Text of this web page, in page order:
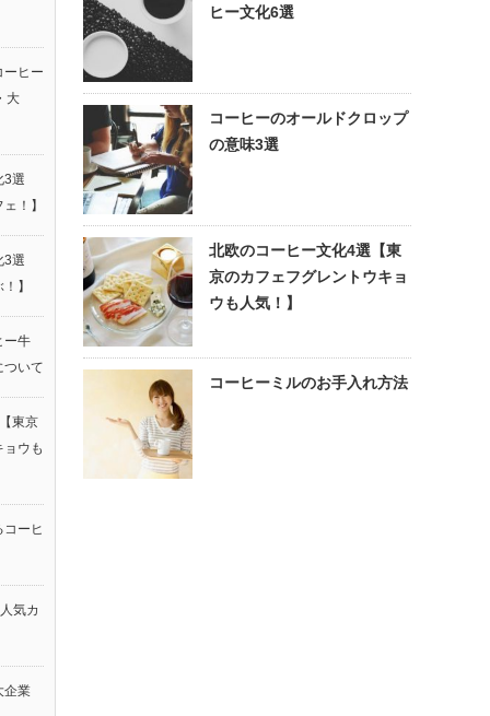
ーヒー
大
3選
！】
3選
】
ー牛
ついて
東京
ウも
ーヒ
気カ
企業
ヒー文化6選
コーヒーのオールドクロップ
の意味3選
北欧のコーヒー文化4選【東
京のカフェフグレントウキョ
ウも人気！】
コーヒーミルのお手入れ方法